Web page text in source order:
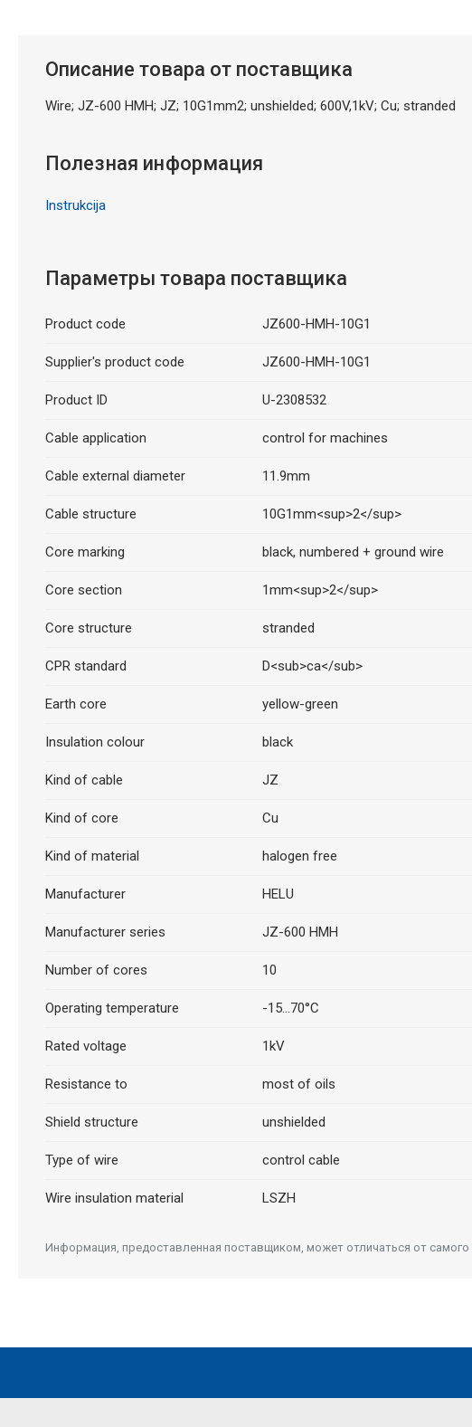
Описание товара от поставщика
Wire; JZ-600 HMH; JZ; 10G1mm2; unshielded; 600V,1kV; Cu; stranded
Полезная информация
Instrukcija
Параметры товара поставщика
Product code JZ600-HMH-10G1
Supplier's product code JZ600-HMH-10G1
Product ID U-2308532
Cable application control for machines
Cable external diameter 11.9mm
Cable structure 10G1mm<sup>2</sup>
Core marking black, numbered + ground wire
Core section 1mm<sup>2</sup>
Core structure stranded
CPR standard D<sub>ca</sub>
Earth core yellow-green
Insulation colour black
Kind of cable JZ
Kind of core Cu
Kind of material halogen free
Manufacturer HELU
Manufacturer series JZ-600 HMH
Number of cores 10
Operating temperature -15...70°C
Rated voltage 1kV
Resistance to most of oils
Shield structure unshielded
Type of wire control cable
Wire insulation material LSZH
Информация, предоставленная поставщиком, может отличаться от